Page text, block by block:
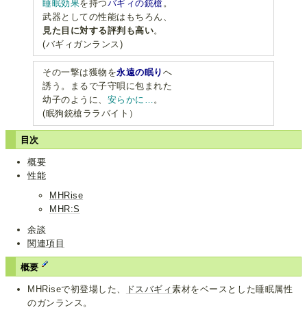
睡眠効果を持つバギィの銃槍 。
武器としての性能はもちろん、
見た目に対する評判も高い。
(バギィガンランス)
その一撃は獲物を永遠の眠り へ
誘う。まるで子守唄に包まれた
幼子のように、 安らかに…。
(眠狗銃槍ララバイト）
目次
概要
性能
MHRise
MHR:S
余談
関連項目
概要
MHRiseで初登場した、 ドスバギィ素材をベースとした睡眠属性
のガンランス。